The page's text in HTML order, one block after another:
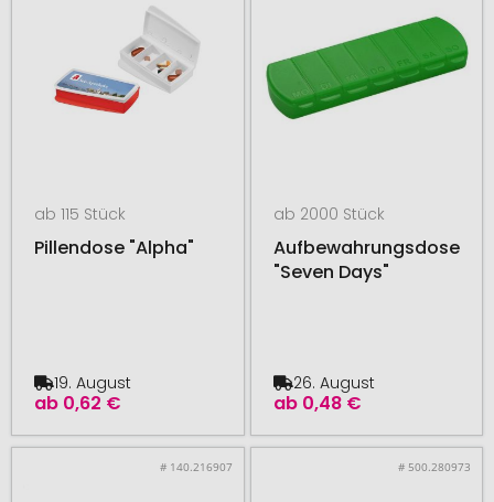
ab 115 Stück
Pillendose "Alpha"
ab 0,62 €
19. August
ab 2000 Stück
Aufbewahrungsdose
"Seven Days"
ab 0,48 €
26. August
# 140.216907 # 500.280973